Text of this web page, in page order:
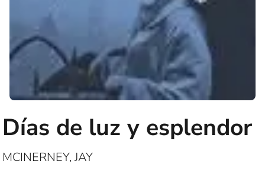
Días de luz y esplendor
MCINERNEY, JAY